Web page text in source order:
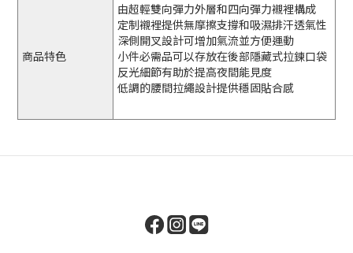
商品特色
由超輕雙向彈力外層和四向彈力襯裡構成
定制襯裡提供無摩擦支撐和吸濕排汗透氣性
深側開叉設計可增加氣流並方便運動
小件必需品可以存放在後部隱藏式拉鍊口袋
反光細節有助於提高夜間能見度
低調的腰間拉繩設計提供穩固貼合感